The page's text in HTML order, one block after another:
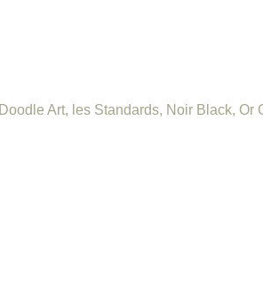
Doodle Art, les Standards, Noir Black, Or